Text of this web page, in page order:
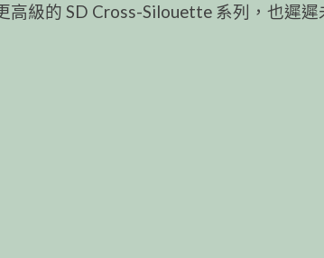
高級的 SD Cross-Silouette 系列，也遲遲